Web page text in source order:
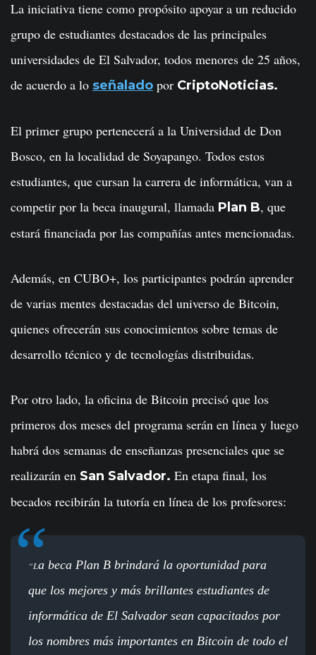
La iniciativa tiene como propósito apoyar a un reducido
grupo de estudiantes destacados de las principales
universidades de El Salvador, todos menores de 25 años,
de acuerdo a lo señalado por CriptoNoticias.
El primer grupo pertenecerá a la Universidad de Don
Bosco, en la localidad de Soyapango. Todos estos
estudiantes, que cursan la carrera de informática, van a
competir por la beca inaugural, llamada Plan B, que
estará financiada por las compañías antes mencionadas.
Además, en CUBO+, los participantes podrán aprender
de varias mentes destacadas del universo de Bitcoin,
quienes ofrecerán sus conocimientos sobre temas de
desarrollo técnico y de tecnologías distribuidas.
Por otro lado, la oficina de Bitcoin precisó que los
primeros dos meses del programa serán en línea y luego
habrá dos semanas de enseñanzas presenciales que se
realizarán en San Salvador. En etapa final, los
becados recibirán la tutoría en línea de los profesores:
“La beca Plan B brindará la oportunidad para
que los mejores y más brillantes estudiantes de
informática de El Salvador sean capacitados por
los nombres más importantes en Bitcoin de todo el